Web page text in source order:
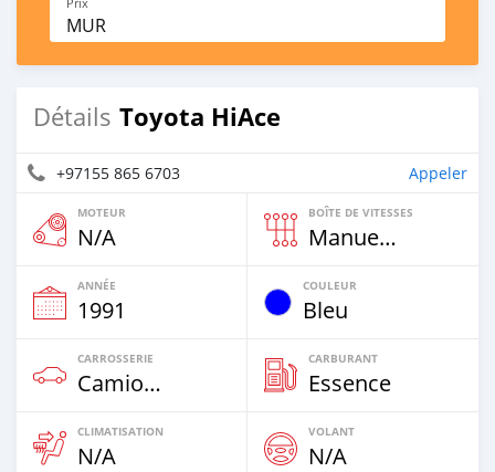
Prix
MUR
Détails Toyota HiAce
+97155 865 6703 Appeler
MOTEUR
N/A
BOÎTE DE VITESSES
Manuelle
ANNÉE
1991
COULEUR
Bleu
CARROSSERIE
Camion De Plus De 7,5t
CARBURANT
Essence
CLIMATISATION
N/A
VOLANT
N/A